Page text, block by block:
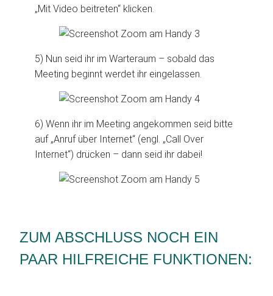
„Mit Video beitreten“ klicken.
5) Nun seid ihr im Warteraum – sobald das
Meeting beginnt werdet ihr eingelassen.
6) Wenn ihr im Meeting angekommen seid bitte
auf „Anruf über Internet“ (engl. „Call Over
Internet“) drücken – dann seid ihr dabei!
ZUM ABSCHLUSS NOCH EIN
PAAR HILFREICHE FUNKTIONEN: